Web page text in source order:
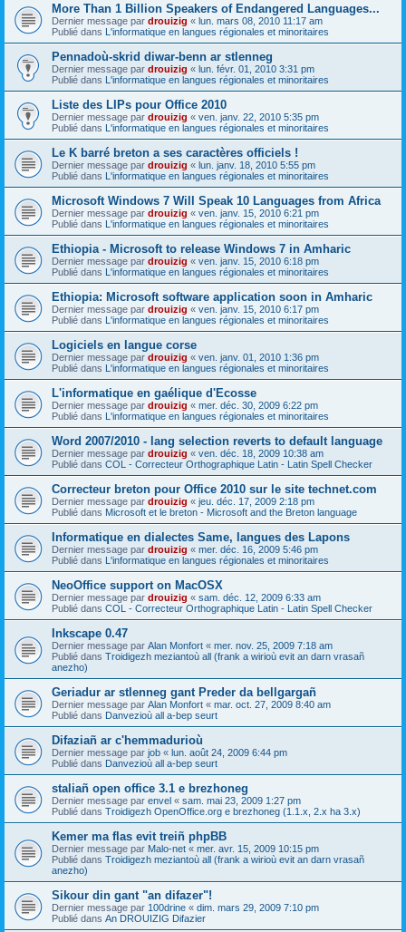
More Than 1 Billion Speakers of Endangered Languages...
Dernier message par drouizig « lun. mars 08, 2010 11:17 am
Publié dans L'informatique en langues régionales et minoritaires
Pennadoù-skrid diwar-benn ar stlenneg
Dernier message par drouizig « lun. févr. 01, 2010 3:31 pm
Publié dans L'informatique en langues régionales et minoritaires
Liste des LIPs pour Office 2010
Dernier message par drouizig « ven. janv. 22, 2010 5:35 pm
Publié dans L'informatique en langues régionales et minoritaires
Le K barré breton a ses caractères officiels !
Dernier message par drouizig « lun. janv. 18, 2010 5:55 pm
Publié dans L'informatique en langues régionales et minoritaires
Microsoft Windows 7 Will Speak 10 Languages from Africa
Dernier message par drouizig « ven. janv. 15, 2010 6:21 pm
Publié dans L'informatique en langues régionales et minoritaires
Ethiopia - Microsoft to release Windows 7 in Amharic
Dernier message par drouizig « ven. janv. 15, 2010 6:18 pm
Publié dans L'informatique en langues régionales et minoritaires
Ethiopia: Microsoft software application soon in Amharic
Dernier message par drouizig « ven. janv. 15, 2010 6:17 pm
Publié dans L'informatique en langues régionales et minoritaires
Logiciels en langue corse
Dernier message par drouizig « ven. janv. 01, 2010 1:36 pm
Publié dans L'informatique en langues régionales et minoritaires
L'informatique en gaélique d'Ecosse
Dernier message par drouizig « mer. déc. 30, 2009 6:22 pm
Publié dans L'informatique en langues régionales et minoritaires
Word 2007/2010 - lang selection reverts to default language
Dernier message par drouizig « ven. déc. 18, 2009 10:38 am
Publié dans COL - Correcteur Orthographique Latin - Latin Spell Checker
Correcteur breton pour Office 2010 sur le site technet.com
Dernier message par drouizig « jeu. déc. 17, 2009 2:18 pm
Publié dans Microsoft et le breton - Microsoft and the Breton language
Informatique en dialectes Same, langues des Lapons
Dernier message par drouizig « mer. déc. 16, 2009 5:46 pm
Publié dans L'informatique en langues régionales et minoritaires
NeoOffice support on MacOSX
Dernier message par drouizig « sam. déc. 12, 2009 6:33 am
Publié dans COL - Correcteur Orthographique Latin - Latin Spell Checker
Inkscape 0.47
Dernier message par Alan Monfort « mer. nov. 25, 2009 7:18 am
Publié dans Troidigezh meziantoù all (frank a wirioù evit an darn vrasañ
anezho)
Geriadur ar stlenneg gant Preder da bellgargañ
Dernier message par Alan Monfort « mar. oct. 27, 2009 8:40 am
Publié dans Danvezioù all a-bep seurt
Difaziañ ar c'hemmadurioù
Dernier message par job « lun. août 24, 2009 6:44 pm
Publié dans Danvezioù all a-bep seurt
staliañ open office 3.1 e brezhoneg
Dernier message par envel « sam. mai 23, 2009 1:27 pm
Publié dans Troidigezh OpenOffice.org e brezhoneg (1.1.x, 2.x ha 3.x)
Kemer ma flas evit treiñ phpBB
Dernier message par Malo-net « mer. avr. 15, 2009 10:15 pm
Publié dans Troidigezh meziantoù all (frank a wirioù evit an darn vrasañ
anezho)
Sikour din gant "an difazer"!
Dernier message par 100drine « dim. mars 29, 2009 7:10 pm
Publié dans An DROUIZIG Difazier